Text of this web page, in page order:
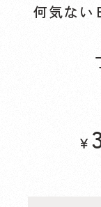
何気ない
￥